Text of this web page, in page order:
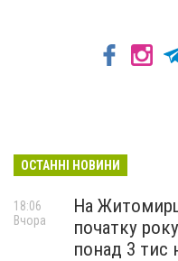
ОСТАННІ НОВИНИ
На
початку
понад 3 тис
18:06
Вчора